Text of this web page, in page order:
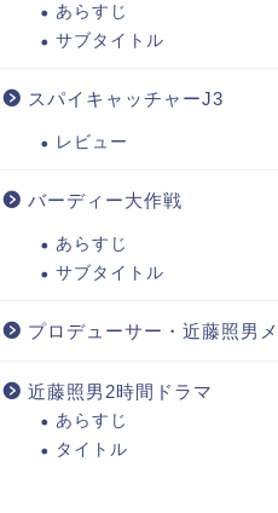
あらすじ
サブタイトル
スパイキャッチャーJ3
レビュー
バーディー大作戦
あらすじ
サブタイトル
プロデューサー・近藤照男
近藤照男2時間ドラマ
あらすじ
タイトル